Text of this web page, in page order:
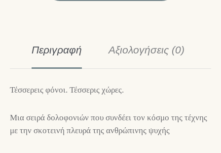
Περιγραφή Αξιολογήσεις (0)
Τέσσερεις φόνοι. Τέσσερις χώρες.
Μια σειρά δολοφονιών που συνδέει τον κόσμο της τέχνης
με την σκοτεινή πλευρά της ανθρώπινης ψυχής